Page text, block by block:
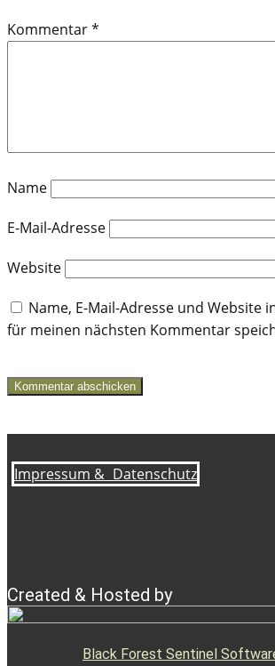
Kommentar*
Name
E-Mail-Adresse
Website
Name, E-Mail-Adresse und Website
für meinen nächsten Kommentar
Kommentar abschicken
Impressum & Datenschutz
Created & Hosted by
Black Forest Sentinel